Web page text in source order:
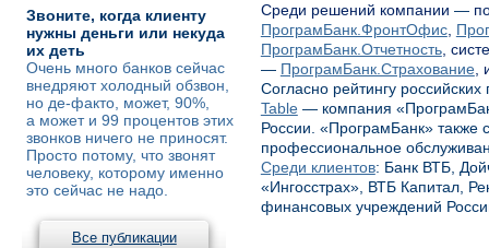
Звоните, когда клиенту
нужны деньги или некуда
их деть
Очень много банков сейчас
внедряют холодный обзвон,
но де-факто, может, 90%,
а может и 99 процентов этих
звонков ничего не приносят.
Просто потому, что звонят
человеку, которому именно
это сейчас не надо.
Все публикации
Среди решений компании —
ПрограмБанк.ФронтОфис,
ПрограмБанк.Отчетность,
— ПрограмБанк.Страхование,
Согласно рейтингу
Table— компания
России. «ПрограмБанк» также
профессиональное
Среди клиентов: Банк ВТБ,
«Ингосстрах», ВТБ Капитал,
финансовых учреждений